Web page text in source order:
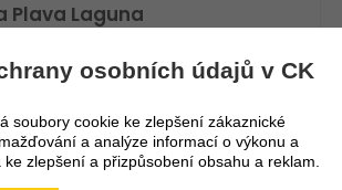
Plava Laguna
osobních údajů v CK
soubory cookie ke zlepšení zákaznické
a analýze informací o výkonu a
zlepšení a přizpůsobení obsahu a reklam.